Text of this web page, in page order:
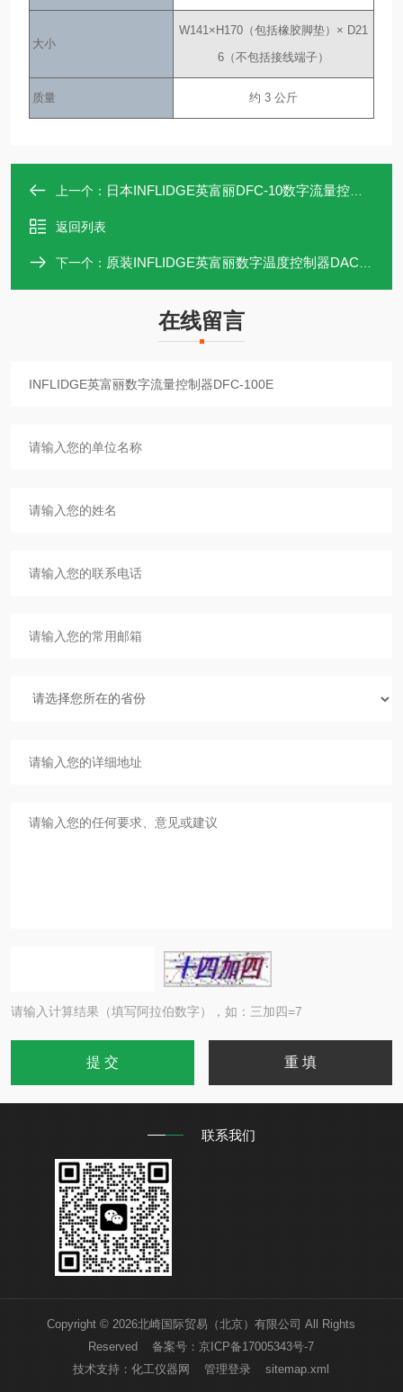
大小
W141×H170（包括橡胶脚垫）× D21
6（不包括接线端子）
质量 约 3 公斤
上一个： 日本INFLIDGE英富丽DFC-10数字流量控制器
返回列表
下一个： 原装INFLIDGE英富丽数字温度控制器DAC-8E
在线留言
请输入计算结果（填写阿拉伯数字），如：三加四=7
联系我们
Copyright © 2026北崎国际贸易（北京）有限公司 All Rights
Reserved 备案号：京ICP备17005343号-7
技术支持：化工仪器网 管理登录 sitemap.xml